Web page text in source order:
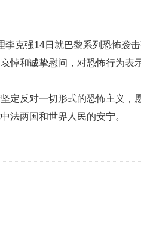
李克强14日就巴黎系列恐怖袭
悼和诚挚慰问，对恐怖行为表
定反对一切形式的恐怖主义，
法两国和世界人民的安宁。